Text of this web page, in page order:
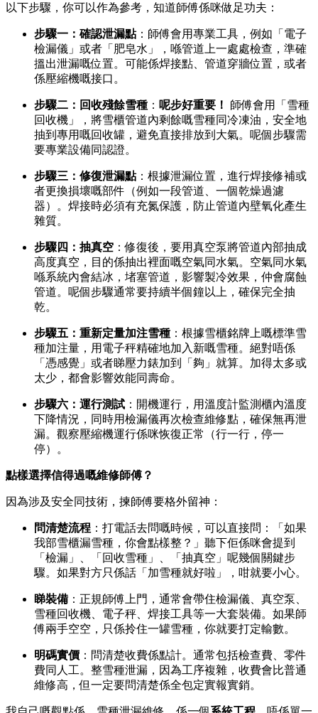
以下步驟，你可以作為參考，知道師傅係咪做足功夫：
步驟一：確認泄漏點：師傅會用專業工具，例如「電子
檢漏儀」或者「肥皂水」，喺管道上一處處檢查，準確
搵出泄漏嘅位置。可能係焊接點、管道穿牆位置，或者
係壓縮機嘅接口。
步驟二：回收殘餘雪種 ： 呢步好重要！
師傅會用「雪種
回收機」，將雪櫃管道內剩餘嘅雪種同冷凍油，安全地
抽到專用嘅回收罐，避免直接排放到大氣。呢個步驟需
要專業設備同認證。
步驟三：修復泄漏點：根據泄漏位置，進行焊接修補或
者更換損壞嘅部件（例如一段管道、一個乾燥過濾
器）。焊接時必須有充氮保護，防止管道內壁氧化產生
雜質。
步驟四：抽真空 ：修復後，要用真空泵將管道內部抽成
高度真空，目的係抽出裡面嘅空氣同水氣。空氣同水氣
喺系統內會結冰，堵塞管道，影響製冷效果，仲會腐蝕
管道。呢個步驟通常要持續半個鐘以上，確保完全抽
乾。
步驟五：重新定量加注雪種 ：根據雪櫃銘牌上嘅標準雪
種加注量，用電子秤精確地加入新嘅雪種。絕對唔係
「憑感覺」或者睇壓力錶加到「夠」就算。加得太多或
太少，都會影響效能同壽命。
步驟六：運行測試 ：開機運行，用溫度計監測櫃內溫度
下降情況，同時用檢漏儀再次檢查維修點，確保無再泄
漏。觀察壓縮機運行係咪恢復正常（行一行，停一
停）。
點樣選擇信得過嘅維修師傅？
因為涉及安全同技術，揀師傅要格外留神：
問清楚流程 ：打電話去問嘅時候，可以直接問：「如果
我部雪櫃漏雪種，你會點樣整？」聽下佢係咪會提到
「檢漏」、「回收雪種」、「抽真空」呢幾個關鍵步
驟。如果對方只係話「加雪種就好啦」，咁就要小心。
睇裝備 ：正規師傅上門，通常會帶住檢漏儀、真空泵、
雪種回收機、電子秤、焊接工具等一大套裝備。如果師
傅兩手空空，只係拎住一罐雪種，你就要打定輸數。
明碼實價 ：問清楚收費係點計。通常包括檢查費、零件
費同人工。整雪種泄漏，因為工序複雜，收費會比普通
維修高，但一定要問清楚係全包定實報實銷。